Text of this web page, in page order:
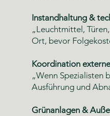
Instandhaltung &
„Leuchtmittel,
Ort, bevor
Koordination
„Wenn Spezialisten
Ausführung und
Grünanlagen &